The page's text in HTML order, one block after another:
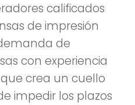
calificados
de impresión
de
con experiencia
crea un cuello
impedir los plazos